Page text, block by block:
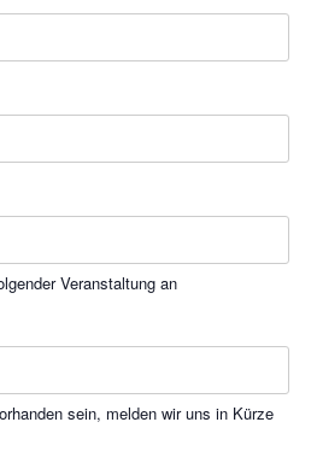
Veranstaltung an
sein, melden wir uns in Kürze